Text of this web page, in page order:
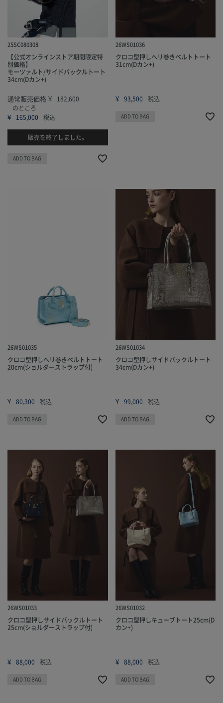
25SC080308
【公式オンラインストア期間限定特
別価格】
モーツァルト/サイドバックルトート
34cm(Dカン+)
通常販売価格 ¥
182,600
のところ
¥ 165,000 税込
販売を終了しました。
ADD TO BAG
26WS01036
クロコ型押しヘリ巻きベルトトート
31cm(Dカン+)
¥ 93,500 税込
ADD TO BAG
26WS01035
クロコ型押しヘリ巻きベルトトート
20cm(ショルダーストラップ付)
¥ 80,300 税込
ADD TO BAG
26WS01034
クロコ型押しサイドバックルトート
34cm(Dカン+)
¥ 99,000 税込
ADD TO BAG
26WS01033
クロコ型押しサイドバックルトート
25cm(ショルダーストラップ付)
¥ 88,000 税込
ADD TO BAG
26WS01032
クロコ型押しキューブトート25cm(D
カン+)
¥ 88,000 税込
ADD TO BAG